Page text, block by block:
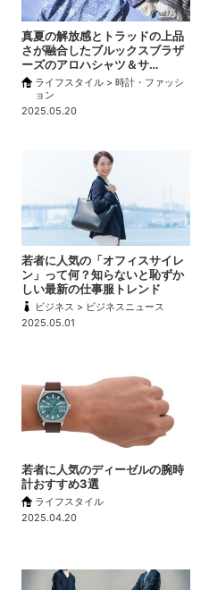
真夏の解放感とトラッドの上品
さが融合したブルックスブラザ
ーズのアロハシャツ＆サ…
ライフスタイル > 時計・ファッシ
ョン
2025.05.20
若者に人気の「オフィスサイレ
ン」って何？知らないと恥ずか
しい最新の仕事服トレンド
ビジネス > ビジネスニュース
2025.05.01
若者に人気のディーゼルの腕時
計おすすめ3選
ライフスタイル
2025.04.20